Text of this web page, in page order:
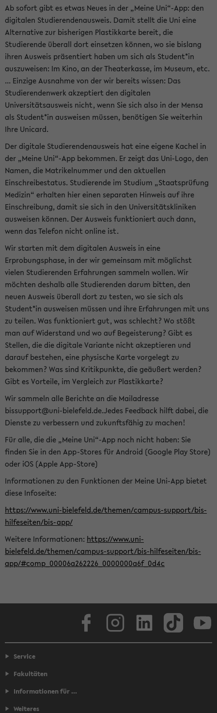
Ab sofort gibt es etwas Neues in der „Meine Uni“-App: den
digitalen Studierendenausweis. Damit stellt die Uni eine
Alternative zur bisherigen Plastikkarte bereit, die
Studierende überall dort einsetzen können, wo sie bislang
ihren Ausweis präsentiert haben um sich als Student*in
auszuweisen: Im Kino, an der Theaterkasse, im Museum, etc.
... Einzige Ausnahme von der wir bereits wissen: Das
Studierendenwerk akzeptiert den digitalen
Universitätsausweis nicht, wenn Sie sich also in der Mensa
als Student*in ausweisen müssen, benötigen Sie weiterhin
Ihre Unicard.
Der digitale Studierendenausweis hat eine eigene Kachel in
der „Meine Uni“-App bekommen. Er zeigt das Uni-Logo, den
Namen, die Matrikelnummer und den aktuellen
Einschreibestatus. Studierende im Studium „Staatsprüfung
Medizin“ erhalten hier einen separaten Hinweis auf ihre
Einschreibung, damit sie sich in den Universitätskliniken
ausweisen können. Der Ausweis funktioniert auch dann,
wenn das Telefon nicht online ist.
Wir starten mit dem digitalen Ausweis in eine
Erprobungsphase, in der wir gemeinsam mit möglichst
vielen Studierenden Erfahrungen sammeln wollen. Wir
möchten deshalb alle Studierenden darum bitten, den
neuen Ausweis überall dort zu testen, wo sie sich als
Student*in ausweisen müssen und ihre Erfahrungen mit uns
zu teilen. Was funktioniert gut, was schlecht? Wo stößt
man auf Widerstand und wo auf Begeisterung? Gibt es
Stellen, die die digitale Variante nicht akzeptieren und
darauf bestehen, eine physische Karte vorgelegt zu
bekommen? Was sind Kritikpunkte, die geäußert werden?
Gibt es Vorteile, im Vergleich zur Plastikkarte?
Wir sammeln alle Berichte an die Mailadresse
bissupport@uni-bielefeld.de.Jedes Feedback hilft dabei, die
Dienste zu verbessern und zukunftsfähig zu machen!
Für alle, die die „Meine Uni“-App noch nicht haben: Sie
finden Sie in den App-Stores für Android (Google Play Store)
oder iOS (Apple App-Store)
Informationen zu den Funktionen der Meine Uni-App bietet
diese Infoseite:
https://www.uni-bielefeld.de/themen/campus-support/bis-
hilfeseiten/bis-app/
Weitere Informationen: https://www.uni-
bielefeld.de/themen/campus-support/bis-hilfeseiten/bis-
app/#comp_00006a262226_0000000a6f_0d4c
Service
Fakultäten
Informationen für ...
Weiteres